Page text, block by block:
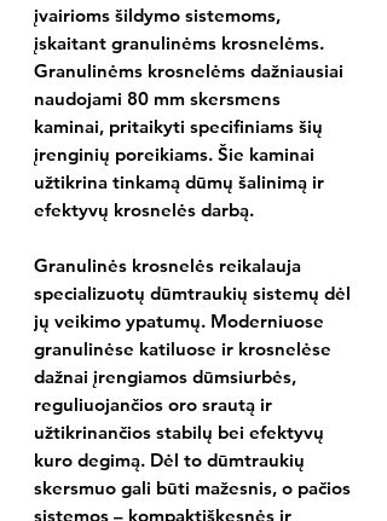
įvairioms šildymo sistemoms,
įskaitant granulinėms krosnelėms.
Granulinėms krosnelėms dažniausiai
naudojami 80 mm skersmens
kaminai, pritaikyti specifiniams šių
įrenginių poreikiams. Šie kaminai
užtikrina tinkamą dūmų šalinimą ir
efektyvų krosnelės darbą.
Granulinės krosnelės reikalauja
specializuotų dūmtraukių sistemų dėl
jų veikimo ypatumų. Moderniuose
granulinėse katiluose ir krosnelėse
dažnai įrengiamos dūmsiurbės,
reguliuojančios oro srautą ir
užtikrinančios stabilų bei efektyvų
kuro degimą. Dėl to dūmtraukių
skersmuo gali būti mažesnis, o pačios
sistemos – kompaktiškesnės ir